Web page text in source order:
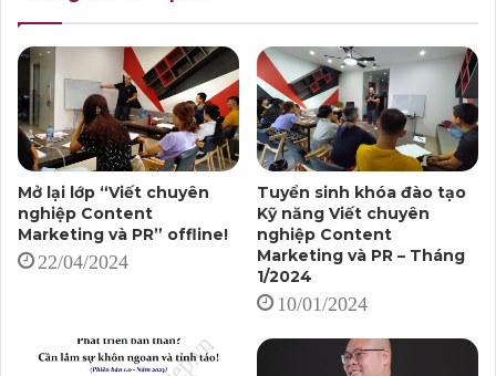
chiều sâu hoặc hài hước, cuốn hút, đạt hiệu quả về
truyền đạt.
* Áp dụng kỹ năng sản xuất thông tin chuyên nghiệp
vào Content Marketing, PR, để khai thác đa dạng đề tài,
sản xuất nội dung đều đặn, có ích cho tệp khách mục
tiêu.
* Chiến lược Content Marketing với những bước chi
Mọi người có thể đăng ký bằng cách bấm vào đây!
Mở lại lớp “Viết chuyên
nghiệp Content
Marketing và PR” offline!
22/04/2024
Tuyển sinh khóa đào tạo
Kỹ năng Viết chuyên
nghiệp Content
Marketing và PR – Tháng
1/2024
10/01/2024